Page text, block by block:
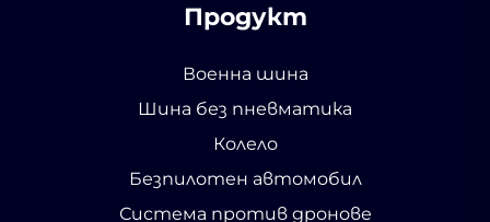
Продукт
Военна шина
Шина без пневматика
Колело
Безпилотен автомобил
Система против дронове